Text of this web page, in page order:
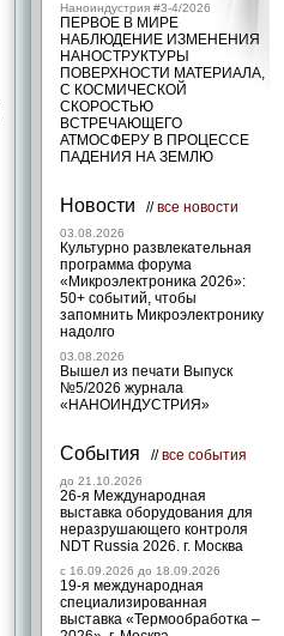
Наноиндустрия #3-4/2026
ПЕРВОЕ В МИРЕ
НАБЛЮДЕНИЕ ИЗМЕНЕНИЯ
НАНОСТРУКТУРЫ
ПОВЕРХНОСТИ МАТЕРИАЛА,
С КОСМИЧЕСКОЙ
СКОРОСТЬЮ
ВСТРЕЧАЮЩЕГО
АТМОСФЕРУ В ПРОЦЕССЕ
ПАДЕНИЯ НА ЗЕМЛЮ
Новости //все новости
03.08.2026
Культурно развлекательная
программа форума
«Микроэлектроника 2026»:
50+ событий, чтобы
запомнить Микроэлектронику
надолго
03.08.2026
Вышел из печати Выпуск
№5/2026 журнала
«НАНОИНДУСТРИЯ»
События //все события
до 21.10.2026
26-я Международная
выставка оборудования для
неразрушающего контроля
NDT Russia 2026. г. Москва
c 16.09.2026 до 18.09.2026
19-я международная
специализированная
выставка «Термообработка –